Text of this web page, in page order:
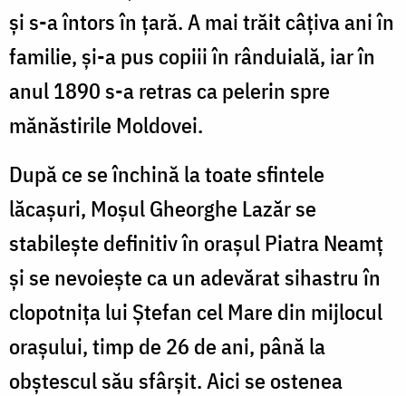
şi s-a întors în ţară. A mai trăit câţiva ani în
familie, şi-a pus copiii în rânduială, iar în
anul 1890 s-a retras ca pelerin spre
mănăstirile Moldovei.
După ce se închină la toate sfintele
lăcaşuri, Moşul Gheorghe Lazăr se
stabileşte definitiv în oraşul Piatra Neamţ
şi se nevoieşte ca un adevărat sihastru în
clopotniţa lui Ştefan cel Mare din mijlocul
oraşului, timp de 26 de ani, până la
obştescul său sfârşit. Aici se ostenea